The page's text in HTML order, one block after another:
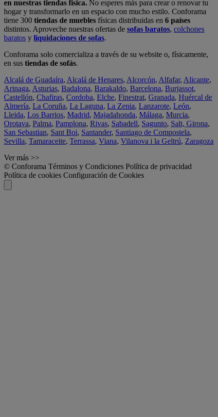
en nuestras tiendas física. No esperes más para crear o renovar tu
hogar y transformarlo en un espacio con mucho estilo. Conforama
tiene 300 tiendas de muebles físicas distribuidas en 6 países
distintos. Aproveche nuestras ofertas de sofas baratos, colchones
baratos y liquidaciones de sofas.
Conforama solo comercializa a través de su website o, físicamente,
en sus tiendas de sofás.
Alcalá de Guadaíra, Alcalá de Henares, Alcorcón, Alfafar, Alicante,
Arinaga, Asturias, Badalona, Barakaldo, Barcelona, Burjassot,
Castellón, Chafiras, Cordoba, Elche, Finestrat, Granada, Huércal de
Almería, La Coruña, La Laguna, La Zenia, Lanzarote, León,
Lleida, Los Barrios, Madrid, Majadahonda, Málaga, Murcia,
Orotava, Palma, Pamplona, Rivas, Sabadell, Sagunto, Salt, Girona,
San Sebastian, Sant Boi, Santander, Santiago de Compostela,
Sevilla, Tamaraceite, Terrassa, Viana, Vilanova i la Geltrú, Zaragoza
Ver más >>
© Conforama Términos y Condiciones Política de privacidad
Política de cookies Configuración de Cookies